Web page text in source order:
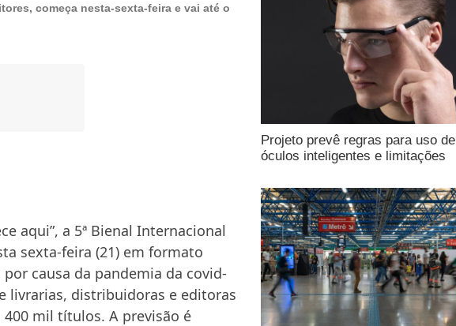
começa nesta-sexta-feira e vai até o
aqui”, a 5ª Bienal Internacional
sexta-feira (21) em formato
causa da pandemia da covid-
livrarias, distribuidoras e editoras
mil títulos. A previsão é
Projeto prevê regras para uso de
óculos inteligentes e limitações